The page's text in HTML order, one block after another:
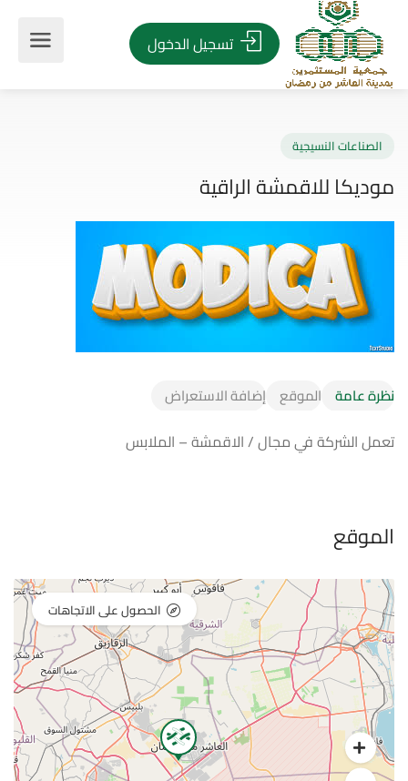
تسجيل الدخول
للاقمشة الراقية
نظرة عامة الموقع إضافة الاستعراض
تعمل الشركة في مجال / الاقمشة – الملابس
الموقع
الحصول على الاتجاهات